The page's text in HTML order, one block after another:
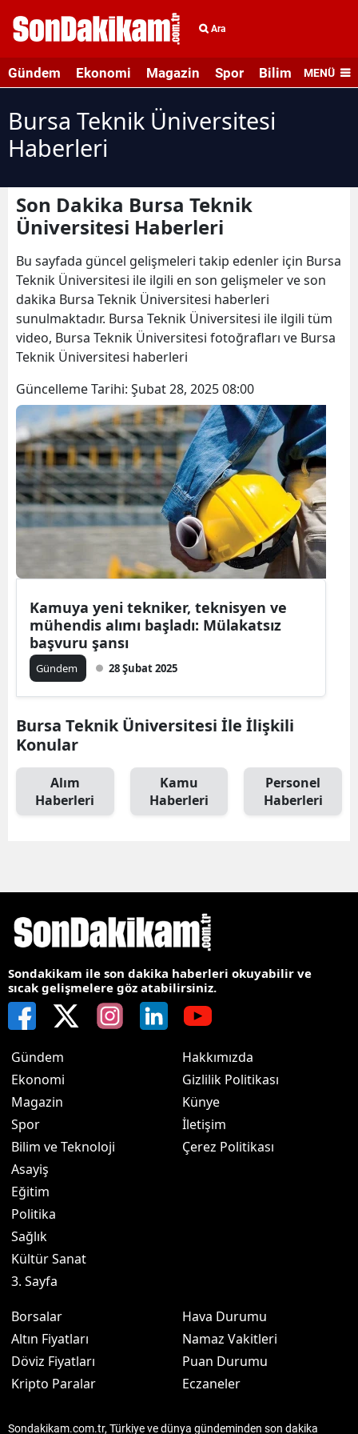
Ara
Gündem Ekonomi Magazin Spor Bilim veMENÜ
Bursa Teknik Üniversitesi
Haberleri
Son Dakika Bursa Teknik
Üniversitesi Haberleri
Bu sayfada güncel gelişmeleri takip edenler için Bursa
Teknik Üniversitesi ile ilgili en son gelişmeler ve son
dakika Bursa Teknik Üniversitesi haberleri
sunulmaktadır. Bursa Teknik Üniversitesi ile ilgili tüm
video, Bursa Teknik Üniversitesi fotoğrafları ve Bursa
Teknik Üniversitesi haberleri
Güncelleme Tarihi: Şubat 28, 2025 08:00
Kamuya yeni tekniker, teknisyen ve
mühendis alımı başladı: Mülakatsız
başvuru şansı
Gündem 28 Şubat 2025
Bursa Teknik Üniversitesi İle İlişkili
Konular
Alım
Haberleri
Kamu
Haberleri
Personel
Haberleri
Sondakikam ile son dakika haberleri okuyabilir ve
sıcak gelişmelere göz atabilirsiniz.
Gündem
Ekonomi
Magazin
Spor
Bilim ve Teknoloji
Asayiş
Eğitim
Politika
Sağlık
Kültür Sanat
3. Sayfa
Hakkımızda
Gizlilik Politikası
Künye
İletişim
Çerez Politikası
Borsalar
Altın Fiyatları
Döviz Fiyatları
Kripto Paralar
Hava Durumu
Namaz Vakitleri
Puan Durumu
Eczaneler
Sondakikam.com.tr, Türkiye ve dünya gündeminden son dakika